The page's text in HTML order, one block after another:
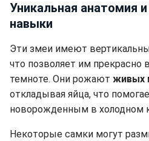
Уникальная анатомия
навыки
Эти змеи имеют
что позволяет им прекрасно
темноте. Они рожают живых
откладывая яйца, что
новорожденным в холодном
Некоторые самки могут